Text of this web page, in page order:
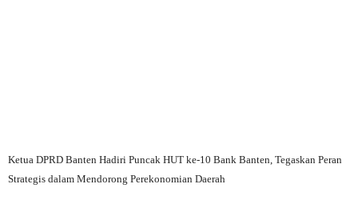
Ketua DPRD Banten Hadiri Puncak HUT ke-10 Bank Banten, Tegaskan Peran
Strategis dalam Mendorong Perekonomian Daerah